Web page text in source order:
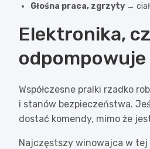
Głośna praca, zgrzyty →
Elektronika,
odpompowuje
Współczesne pralki rzadko
i stanów bezpieczeństwa.
dostać komendy, mimo że
Najczęstszy winowajca w